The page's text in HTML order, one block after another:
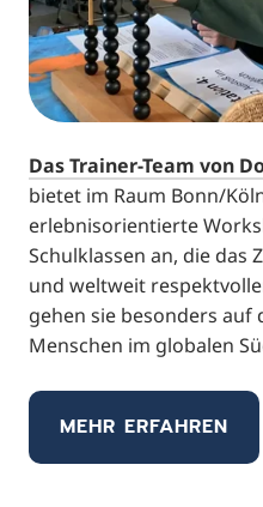
Das Trainer-Team von
bietet im Raum Bonn/
erlebnisorientierte
Schulklassen an, die das
und weltweit
gehen sie besonders auf
Menschen im globalen
MEHR ERFAHREN